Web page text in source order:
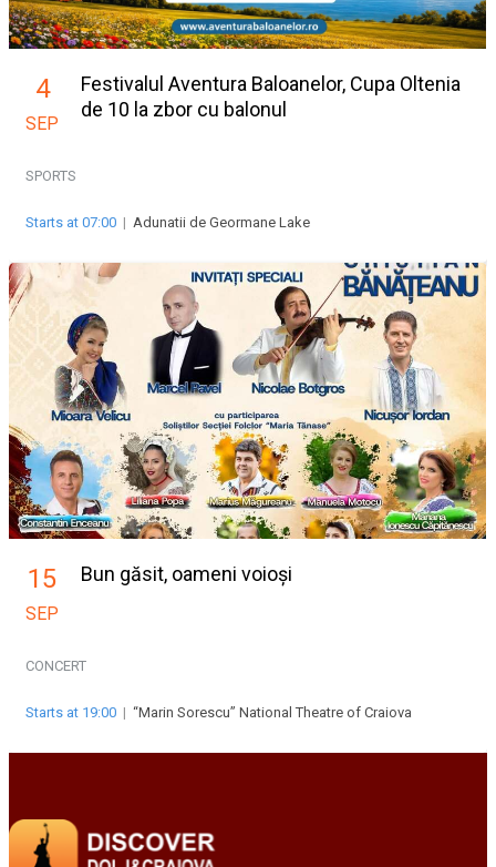
4
SEP
Festivalul Aventura Baloanelor, Cupa Oltenia
de 10 la zbor cu balonul
SPORTS
Starts at 07:00 | Adunatii de Geormane Lake
15
SEP
Bun găsit, oameni voioși
CONCERT
Starts at 19:00 | “Marin Sorescu” National Theatre of Craiova